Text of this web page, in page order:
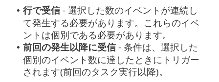
• 行で受信- 選択した数のイベントが連続し
て発生する必要があります。これらのイベ
ントは個別である必要があります。
• 前回の発生以降に受信- 条件は、選択した
個別のイベント数に達したときにトリガー
されます(前回のタスク実行以降)。